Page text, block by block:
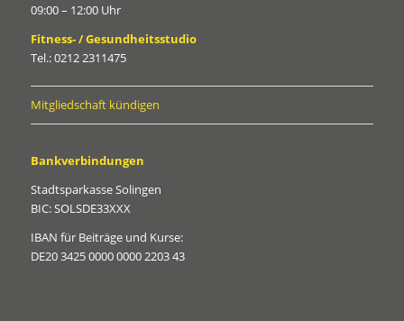
09:00 – 12:00 Uhr
Fitness- / Gesundheitsstudio
Tel.: 0212 2311475
Mitgliedschaft kündigen
Bankverbindungen
Stadtsparkasse Solingen
BIC: SOLSDE33XXX
IBAN für Beiträge und Kurse:
DE20 3425 0000 0000 2203 43